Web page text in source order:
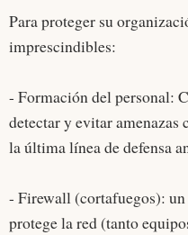
Para proteger su
imprescindibles:
- Formación del personal:
detectar y evitar
la última línea de defensa
- Firewall (cortafuegos):
protege la red (tanto